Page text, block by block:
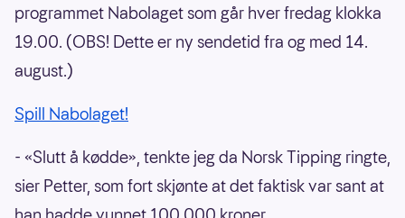
programmet Nabolaget som går hver fredag klokka
19.00. (OBS! Dette er ny sendetid fra og med 14.
august.)
Spill Nabolaget!
- «Slutt å kødde», tenkte jeg da Norsk Tipping ringte,
sier Petter, som fort skjønte at det faktisk var sant at